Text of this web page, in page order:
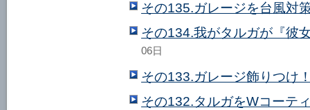
その135.ガレージを台風対
その134.我がタルガが『彼
06日
その133.ガレージ飾りつけ
その132.タルガをWコーテ